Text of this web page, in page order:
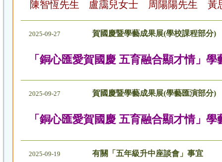
陳智恆先生
盧靄兒女士 周陽陽先生 黃
2025-09-27 賀國慶暨學藝成果展(學校課程部分)
「銅心匯愛賀國慶 五育融合顯才情」
2025-09-27 賀國慶暨學藝成果展(學藝匯演部分)
「銅心匯愛賀國慶 五育融合顯才情」
2025-09-19 有關「五年級升中座談會」事宜